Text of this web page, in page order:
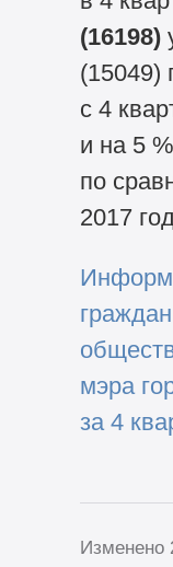
(16198)
(15049)
с 4
и на 5
по
2017
мэра
за 4
Изменено